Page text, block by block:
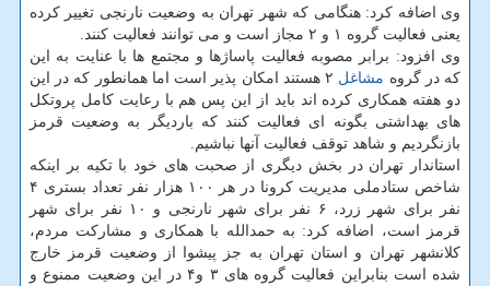
وی اضافه کرد: هنگامی که شهر تهران به وضعیت نارنجی تغییر کرده
یعنی فعالیت گروه ۱ و ۲ مجاز است و می توانند فعالیت کنند.
وی افزود: برابر مصوبه فعالیت پاساژها و مجتمع ها با عنایت به این
که در گروه مشاغل
۲ هستند امکان پذیر است اما همانطور که در این
دو هفته همکاری کرده اند باید از این پس هم با رعایت کامل پروتکل
های بهداشتی بگونه ای فعالیت کنند که باردیگر به وضعیت قرمز
بازنگردیم و شاهد توقف فعالیت آنها نباشیم.
استاندار تهران در بخش دیگری از صحبت های خود با تکیه بر اینکه
شاخص ستادملی مدیریت کرونا در هر ۱۰۰ هزار نفر تعداد بستری ۴
نفر برای شهر زرد، ۶ نفر برای شهر نارنجی و ۱۰ نفر برای شهر
قرمز است، اضافه کرد: به حمدالله با همکاری و مشارکت مردم،
کلانشهر تهران و استان تهران به جز پیشوا از وضعیت قرمز خارج
شده است بنابراین فعالیت گروه های ۳ و۴ در این وضعیت ممنوع و